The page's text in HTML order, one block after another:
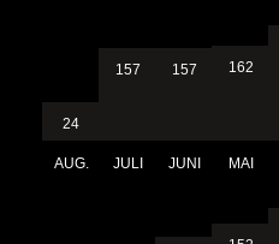
24
AUG.
157
JULI
157
JUNI
162
MAI